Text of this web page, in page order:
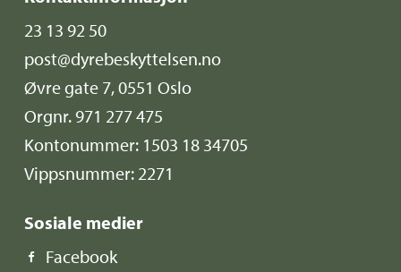
23 13 92 50
post@dyrebeskyttelsen.no
Øvre gate 7, 0551 Oslo
Orgnr. 971 277 475
Kontonummer: 1503 18 34705
Vippsnummer: 2271
Sosiale medier
Facebook